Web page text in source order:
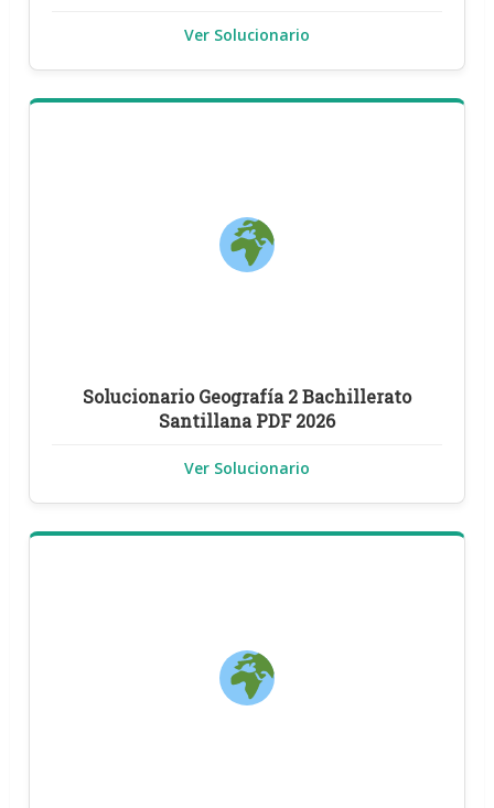
Ver Solucionario
Solucionario Geografía 2 Bachillerato
Santillana PDF 2026
Ver Solucionario